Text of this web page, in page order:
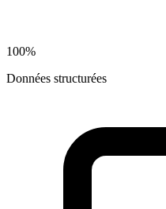
100%
Données structurées